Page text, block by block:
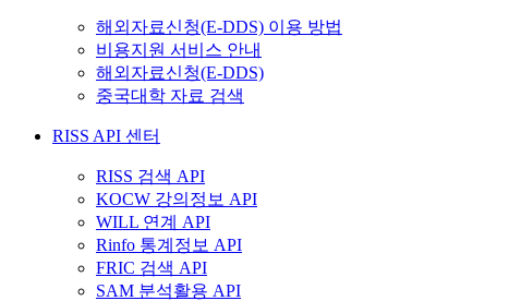
해외자료신청(E-DDS) 이용 방법
비용지원 서비스 안내
해외자료신청(E-DDS)
중국대학 자료 검색
RISS API 센터
RISS 검색 API
KOCW 강의정보 API
WILL 연계 API
Rinfo 통계정보 API
FRIC 검색 API
SAM 분석활용 API